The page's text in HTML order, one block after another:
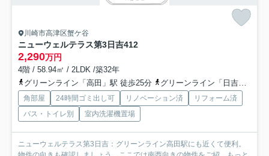
川崎市高津区蟹ケ谷
ニューウェルテラス第3日吉412
2,290万円
4階 / 58.94㎡ / 2LDK /築32年
グリーンライン「高田」駅 徒歩25分
グリーンライン「日吉本町」駅 徒歩26分
角部屋 24時間ゴミ出し可 リノベーション済
リフォーム済
バス・トイレ別
室内洗濯機置場
ニューウェルテラス第3日吉：グリーンライン高田駅にも近くて便利。